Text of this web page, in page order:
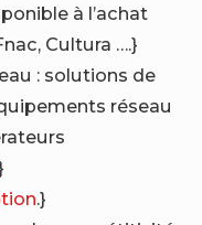
à l’achat
Cultura ….}
: solutions de
réseau
.}